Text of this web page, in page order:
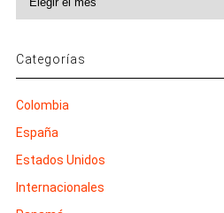
Categorías
Colombia
España
Estados Unidos
Internacionales